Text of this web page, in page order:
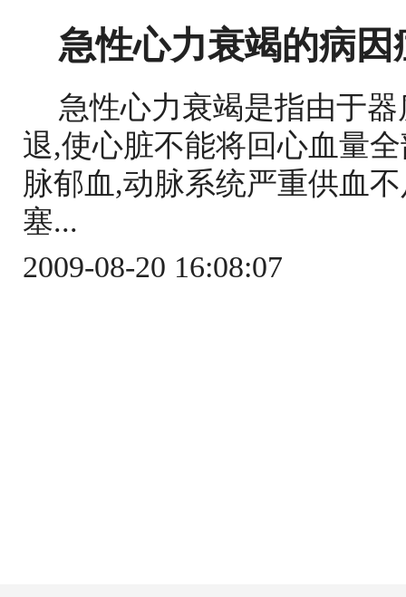
急性心力衰竭的病
急性心力衰竭是指由于
退,使心脏不能将回心血量
脉郁血,动脉系统严重供血
塞...
2009-08-20 16:08:07